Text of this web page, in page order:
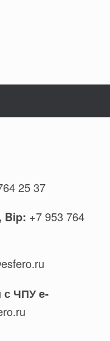
25 37
Bip: +7 953 764
с ЧПУe-